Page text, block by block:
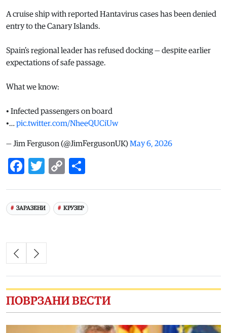
A cruise ship with reported Hantavirus cases has been denied
entry to the Canary Islands.
Spain’s regional leader has refused docking — despite earlier
expectations of safe passage.
What we know:
• Infected passengers on board
•… pic.twitter.com/NheeQUCiUw
— Jim Ferguson (@JimFergusonUK)May 6, 2026
Facebook
Twitter
Copy
ЗАРАЗЕНИ КРУЗЕР
ПОВРЗАНИ ВЕСТИ